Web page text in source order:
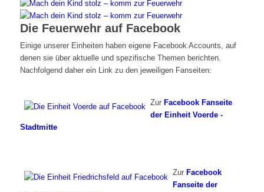
Die Feuerwehr auf Facebook
Einige unserer Einheiten haben eigene Facebook Accounts, auf
denen sie über aktuelle und spezifische Themen berichten.
Nachfolgend daher ein Link zu den jeweiligen Fanseiten:
Zur Facebook Fanseite
der Einheit Voerde -
Stadtmitte
Zur Facebook
Fanseite der